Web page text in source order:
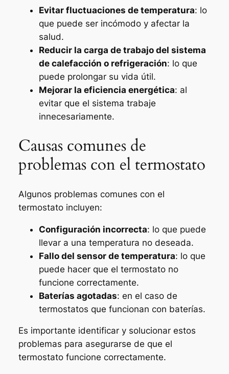
Evitar fluctuaciones de temperatura: lo
que puede ser incómodo y afectar la
salud.
Reducir la carga de trabajo del sistema
de calefacción o refrigeración: lo que
puede prolongar su vida útil.
Mejorar la eficiencia energética: al
evitar que el sistema trabaje
innecesariamente.
Causas comunes de
problemas con el termostato
Algunos problemas comunes con el
termostato incluyen:
Configuración incorrecta: lo que puede
llevar a una temperatura no deseada.
Fallo del sensor de temperatura: lo que
puede hacer que el termostato no
funcione correctamente.
Baterías agotadas: en el caso de
termostatos que funcionan con baterías.
Es importante identificar y solucionar estos
problemas para asegurarse de que el
termostato funcione correctamente.